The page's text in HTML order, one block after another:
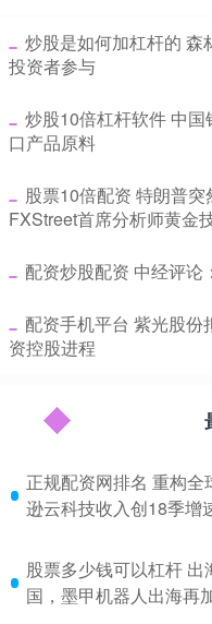
炒股是如何加杠杆的 森
投资者参与
炒股10倍杠杆软件 中
口产品原料
股票10倍配资 特朗普
FXStreet首席分析师黄金
配资炒股配资 中经评论
配资手机平台 紫光股
资控股进程
正规配资网排名 重构全
逊云科技收入创18季增
股票多少钱可以杠杆
国，墨甲机器人出海再